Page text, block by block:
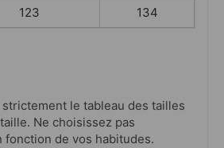
123 134
le tableau des tailles
Ne choisissez pas
fonction de vos habitudes.